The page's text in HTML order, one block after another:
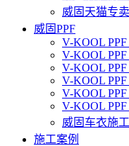
威固天猫专
威固PPF
V-KOOL
V-KOOL
V-KOOL
V-KOOL
V-KOOL
V-KOOL
威固车衣施工
施工案例